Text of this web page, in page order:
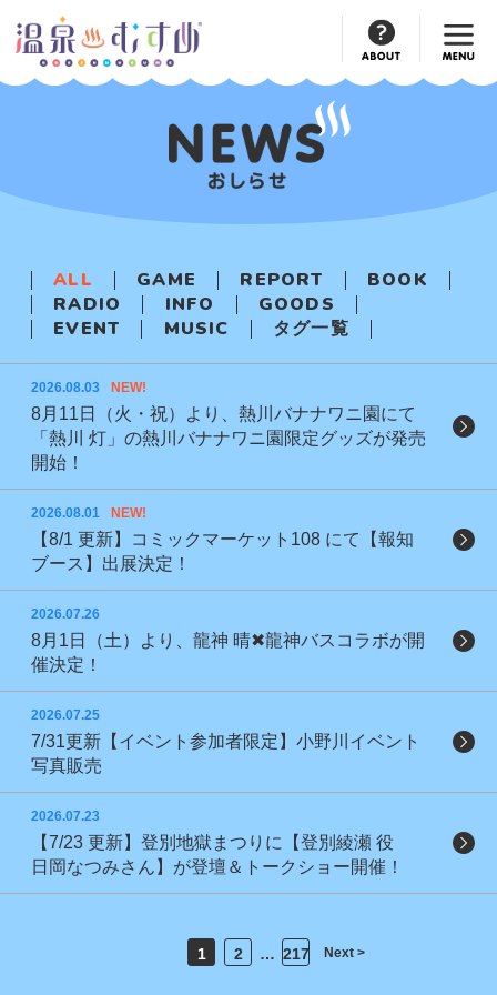
Official
Account
ALL GAME REPORT
BOOK
RADIO
INFO
GOODS
EVENT
MUSIC タグ一覧
2026.08.03 NEW!
8月11日（火・祝）より、熱川バナナワニ園にて
「熱川 灯」の熱川バナナワニ園限定グッズが発売
開始！
2026.08.01 NEW!
【8/1 更新】コミックマーケット108 にて【報知
ブース】出展決定！
2026.07.26
8月1日（土）より、龍神 晴✖龍神バスコラボが開
催決定！
2026.07.25
7/31更新【イベント参加者限定】小野川イベント
写真販売
2026.07.23
【7/23 更新】登別地獄まつりに【登別綾瀬 役
日岡なつみさん】が登壇＆トークショー開催！
1 2 … 217 Next >